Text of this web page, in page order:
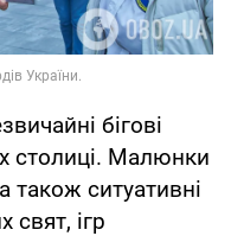
бігові
столиці. Малюнки
також ситуативні
свят, ігр